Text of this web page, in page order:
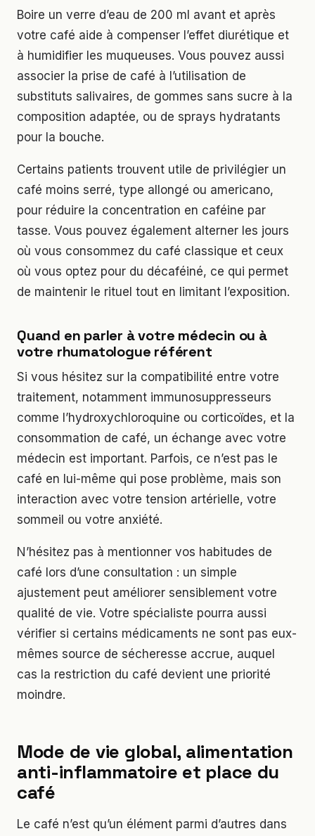
Boire un verre d’eau de 200 ml avant et après
votre café aide à compenser l’effet diurétique et
à humidifier les muqueuses. Vous pouvez aussi
associer la prise de café à l’utilisation de
substituts salivaires, de gommes sans sucre à la
composition adaptée, ou de sprays hydratants
pour la bouche.
Certains patients trouvent utile de privilégier un
café moins serré, type allongé ou americano,
pour réduire la concentration en caféine par
tasse. Vous pouvez également alterner les jours
où vous consommez du café classique et ceux
où vous optez pour du décaféiné, ce qui permet
de maintenir le rituel tout en limitant l’exposition.
Quand en parler à votre médecin ou à
votre rhumatologue référent
Si vous hésitez sur la compatibilité entre votre
traitement, notamment immunosuppresseurs
comme l’hydroxychloroquine ou corticoïdes, et la
consommation de café, un échange avec votre
médecin est important. Parfois, ce n’est pas le
café en lui-même qui pose problème, mais son
interaction avec votre tension artérielle, votre
sommeil ou votre anxiété.
N’hésitez pas à mentionner vos habitudes de
café lors d’une consultation : un simple
ajustement peut améliorer sensiblement votre
qualité de vie. Votre spécialiste pourra aussi
vérifier si certains médicaments ne sont pas eux-
mêmes source de sécheresse accrue, auquel
cas la restriction du café devient une priorité
moindre.
Mode de vie global, alimentation
anti-inflammatoire et place du
café
Le café n’est qu’un élément parmi d’autres dans